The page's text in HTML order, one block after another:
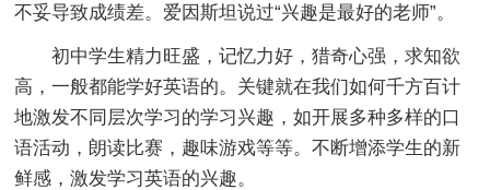
不妥导致成绩差。爱因斯坦说过“兴趣是最好的老师”。
初中学生精力旺盛，记忆力好，猎奇心强，求知欲
高，一般都能学好英语的。关键就在我们如何千方百计
地激发不同层次学习的学习兴趣，如开展多种多样的口
语活动，朗读比赛，趣味游戏等等。不断增添学生的新
鲜感，激发学习英语的兴趣。